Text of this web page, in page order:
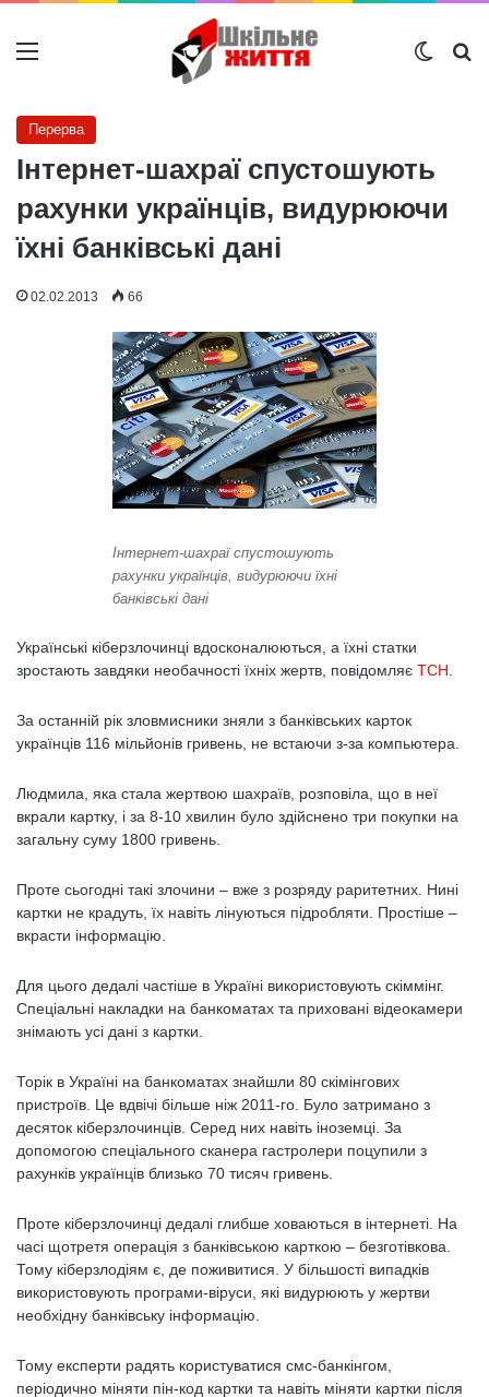
Меню
Перерва
Інтернет-шахраї спустошують
рахунки українців, видурюючи
їхні банківські дані
02.02.2013 66
Інтернет-шахраї спустошують
рахунки українців, видурюючи їхні
банківські дані
Українські кіберзлочинці вдосконалюються, а їхні статки
зростають завдяки необачності їхніх жертв, повідомляє ТСН
За останній рік зловмисники зняли з банківських карток
українців 116 мільйонів гривень, не встаючи з-за компьютера.
Людмила, яка стала жертвою шахраїв, розповіла, що в неї
вкрали картку, і за 8-10 хвилин було здійснено три покупки на
загальну суму 1800 гривень.
Проте сьогодні такі злочини – вже з розряду раритетних. Нині
картки не крадуть, їх навіть лінуються підробляти. Простіше –
вкрасти інформацію.
Для цього дедалі частіше в Україні використовують скіммінг.
Спеціальні накладки на банкоматах та приховані відеокамери
знімають усі дані з картки.
Торік в Україні на банкоматах знайшли 80 скімінгових
пристроїв. Це вдвічі більше ніж 2011-го. Було затримано з
десяток кіберзлочинців. Серед них навіть іноземці. За
допомогою спеціального сканера гастролери поцупили з
рахунків українців близько 70 тисяч гривень.
Проте кіберзлочинці дедалі глибше ховаються в інтернеті. На
часі щотретя операція з банківською карткою – безготівкова.
Тому кіберзлодіям є, де поживитися. У більшості випадків
використовують програми-віруси, які видурюють у жертви
необхідну банківську інформацію.
Тому експерти радять користуватися смс-банкінгом,
періодично міняти пін-код картки та навіть міняти картки після